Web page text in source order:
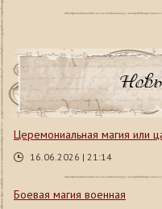
Церемониальная магия или
16.06.2026 | 21:14
Боевая магия военная